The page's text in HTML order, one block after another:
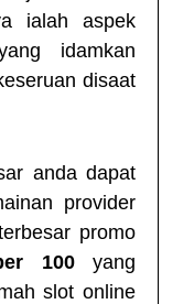
ialah aspek
idamkan
disaat
anda dapat
provider
promo
100yang
slot online